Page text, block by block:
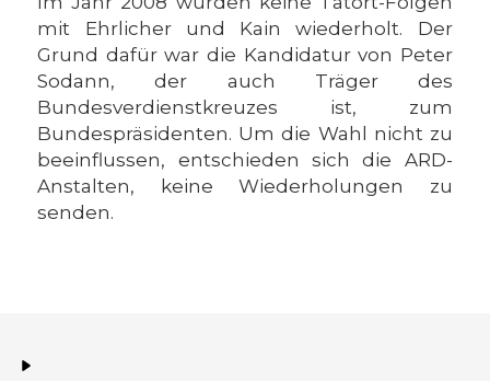
mit Ehrlicher und Kain wiederholt. Der
Grund dafür war die Kandidatur von Peter
Sodann, der auch Träger des
Bundesverdienstkreuzes ist, zum
Bundespräsidenten. Um die Wahl nicht zu
beeinflussen, entschieden sich die ARD-
Anstalten, keine Wiederholungen zu
senden.